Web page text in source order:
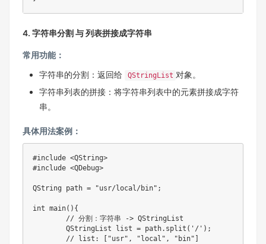
4. 字符串分割 与 列表拼接成字符串
常用功能：
字符串的分割：返回给
QStringList 对象。
字符串列表的拼接：将字符串列表中的元素拼接成字符
串。
具体用法案例：
#include <QString>
#include <QDebug>
QString path = "usr/local/bin" ;
int main( ) {
// 分割：字符串 -> QStringList
	QStringList list
= path. split ( '/' ) ;
// list: ["usr", "local", "bin"]